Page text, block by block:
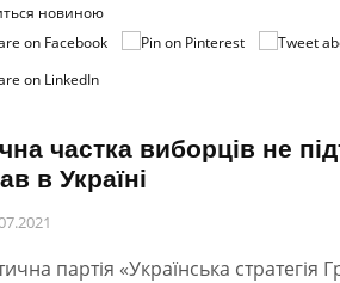
новиною
частка виборців не
в Україні
партія «Українська стратегія